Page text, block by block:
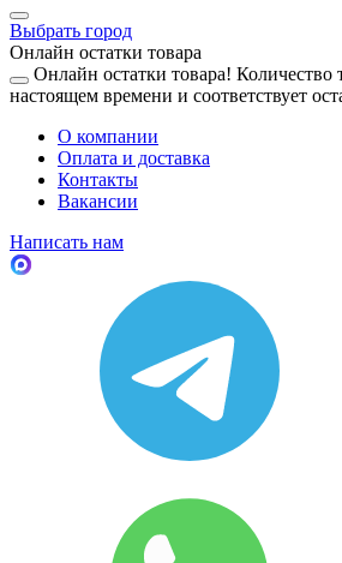
Выбрать город
Онлайн остатки товара
Онлайн остатки товара! Количество
настоящем времени и соответствует
О компании
Оплата и доставка
Контакты
Вакансии
Написать нам